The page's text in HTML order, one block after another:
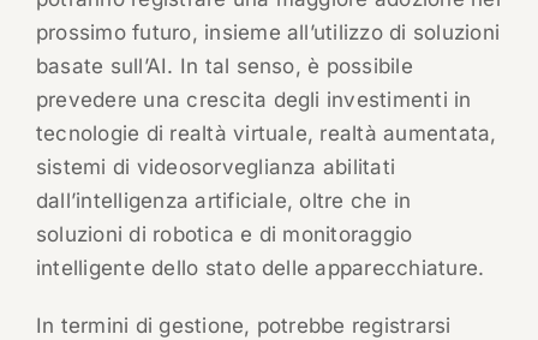
prossimo futuro, insieme all’utilizzo di soluzioni
basate sull’AI. In tal senso, è possibile
prevedere una crescita degli investimenti in
tecnologie di realtà virtuale, realtà aumentata,
sistemi di videosorveglianza abilitati
dall’intelligenza artificiale, oltre che in
soluzioni di robotica e di monitoraggio
intelligente dello stato delle apparecchiature.
In termini di gestione, potrebbe registrarsi